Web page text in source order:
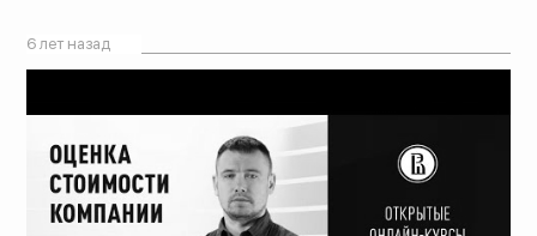
6 лет назад